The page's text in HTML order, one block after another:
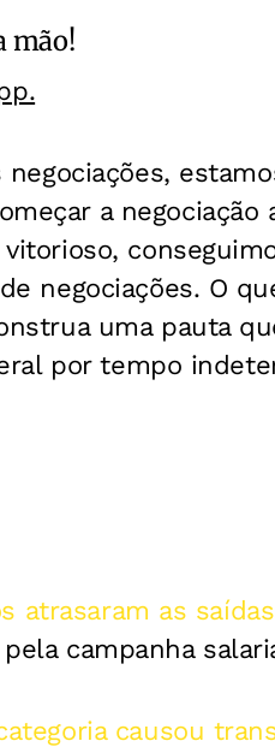
mão!
negociações,
a negociação
negociações. O
uma pauta
por tempo
atrasaram as
campanha
causou